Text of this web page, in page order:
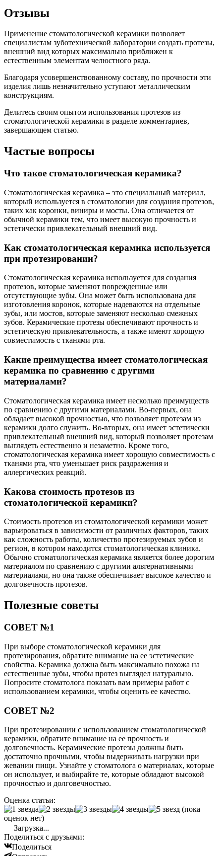
Отзывы
Применение стоматологической керамики позволяет
специалистам зуботехнической лаборатории создать протезы,
внешний вид которых максимально приближен к
естественным элементам челюстного ряда.
Благодаря усовершенствованному составу, по прочности эти
изделия лишь незначительно уступают металлическим
конструкциям.
Делитесь своим опытом использования протезов из
стоматологической керамики в разделе комментариев,
завершающем статью.
Частые вопросы
Что такое стоматологическая керамика?
Стоматологическая керамика – это специальный материал,
который используется в стоматологии для создания протезов,
таких как коронки, виниры и мосты. Она отличается от
обычной керамики тем, что имеет высокую прочность и
эстетически привлекательный внешний вид.
Как стоматологическая керамика используется
при протезировании?
Стоматологическая керамика используется для создания
протезов, которые заменяют поврежденные или
отсутствующие зубы. Она может быть использована для
изготовления коронок, которые надеваются на отдельные
зубы, или мостов, которые заменяют несколько смежных
зубов. Керамические протезы обеспечивают прочность и
эстетическую привлекательность, а также имеют хорошую
совместимость с тканями рта.
Какие преимущества имеет стоматологическая
керамика по сравнению с другими
материалами?
Стоматологическая керамика имеет несколько преимуществ
по сравнению с другими материалами. Во-первых, она
обладает высокой прочностью, что позволяет протезам из
керамики долго служить. Во-вторых, она имеет эстетически
привлекательный внешний вид, который позволяет протезам
выглядеть естественно и незаметно. Кроме того,
стоматологическая керамика имеет хорошую совместимость с
тканями рта, что уменьшает риск раздражения и
аллергических реакций.
Какова стоимость протезов из
стоматологической керамики?
Стоимость протезов из стоматологической керамики может
варьироваться в зависимости от различных факторов, таких
как сложность работы, количество протезируемых зубов и
регион, в котором находится стоматологическая клиника.
Обычно стоматологическая керамика является более дорогим
материалом по сравнению с другими альтернативными
материалами, но она также обеспечивает высокое качество и
долговечность протезов.
Полезные советы
СОВЕТ №1
При выборе стоматологической керамики для
протезирования, обратите внимание на ее эстетические
свойства. Керамика должна быть максимально похожа на
естественные зубы, чтобы протез выглядел натурально.
Попросите стоматолога показать вам примеры работ с
использованием керамики, чтобы оценить ее качество.
СОВЕТ №2
При протезировании с использованием стоматологической
керамики, обратите внимание на ее прочность и
долговечность. Керамические протезы должны быть
достаточно прочными, чтобы выдерживать нагрузки при
жевании пищи. Узнайте у стоматолога о материалах, которые
он использует, и выбирайте те, которые обладают высокой
прочностью и долговечностью.
Оценка статьи:
(пока
оценок нет)
Загрузка...
Поделиться с друзьями:
Поделиться